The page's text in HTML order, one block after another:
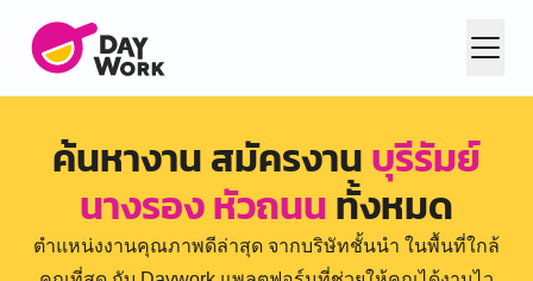
ค้นหางาน สมัครงานบุรีรัมย์
นางรอง หัวถนนทั้งหมด
ตำแหน่งงานคุณภาพดีล่าสุด จากบริษัทชั้นนำ ในพื้นที่ใกล้